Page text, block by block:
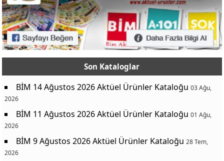
Son Kataloglar
BİM 14 Ağustos 2026 Aktüel Ürünler Kataloğu 03 Ağu,
2026
BİM 11 Ağustos 2026 Aktüel Ürünler Kataloğu 01 Ağu,
2026
BİM 9 Ağustos 2026 Aktüel Ürünler Kataloğu 28 Tem,
2026